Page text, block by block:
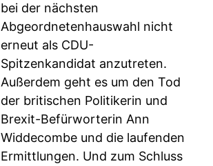
bei der nächsten
Abgeordnetenhauswahl nicht
erneut als CDU-
Spitzenkandidat anzutreten.
Außerdem geht es um den Tod
der britischen Politikerin und
Brexit-Befürworterin Ann
Widdecombe und die laufenden
Ermittlungen. Und zum Schluss